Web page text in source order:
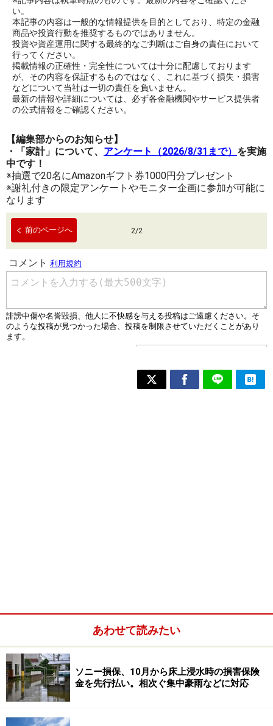
い。
本記事の内容は一般的な情報提供を目的としており、特定の金融
商品や投資行動を推奨するものではありません。
投資や資産運用に関する最終的なご判断はご自身の責任において
行ってください。
掲載情報の正確性・完全性については十分に配慮しております
が、その内容を保証するものではなく、これに基づく損失・損害
などについて当社は一切の責任を負いません。
最新の情報や詳細については、必ず各金融機関やサービス提供者
の公式情報をご確認ください。
【編集部からのお知らせ】
・「家計」について、 アンケート（2026/8/31まで） を実施
中です！
※抽選で20名にAmazonギフト券1000円分プレゼント
※謝礼付きの限定アンケートやモニター企画に参加が可能に
なります
前のページへ 2/2
あわせて読みたい
ソニー損保、10月から床上浸水時の損害保険
金を先行払い。相次ぐ集中豪雨などに対応